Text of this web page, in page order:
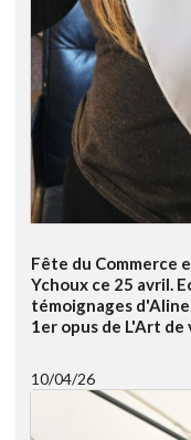
Fête du Commerce
Ychoux ce 25 avril.
témoignages
1er opus de L'Art de
10/04/26